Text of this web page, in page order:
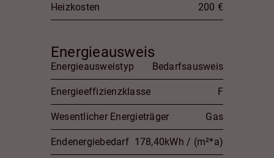
Heizkosten 200 €
Energieausweis
Energieausweistyp Bedarfsausweis
Energieeffizienzklasse F
Wesentlicher Energieträger Gas
Endenergiebedarf 178,40kWh / (m²*a)